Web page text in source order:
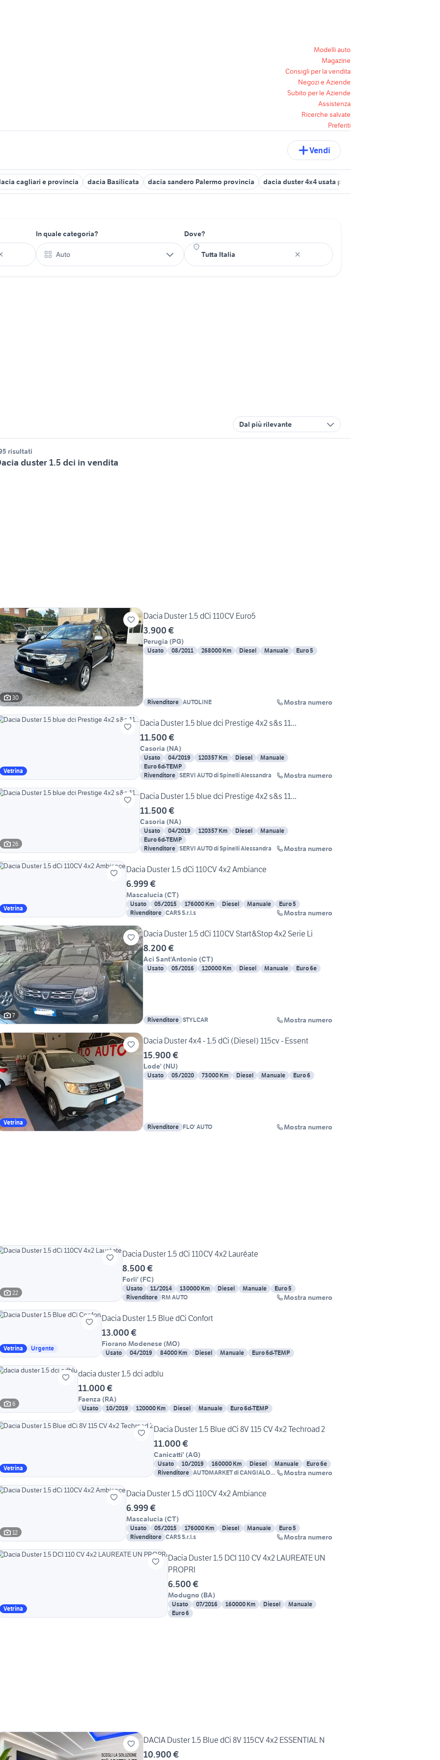
Modelli auto
Magazine
Consigli per la vendita
Negozi e Aziende
Subito per le Aziende
Assistenza
Ricerche salvate
Preferiti
Vendi
cagliari e provincia dacia Basilicata dacia sandero Palermo provincia dacia duster 4x4 usata piemonte
In quale categoria?
Auto
Dove?
Dal più rilevante
risultati
duster 1.5 dci in vendita
30
Dacia Duster 1.5 dCi 110CV Euro5
3.900 €
Perugia (PG)
Usato 08/2011 268000 Km Diesel Manuale Euro 5
Rivenditore AUTOLINE Mostra numero
Vetrina
Dacia Duster 1.5 blue dci Prestige 4x2 s&s 11...
11.500 €
Casoria (NA)
Usato 04/2019 120357 Km Diesel
Manuale
Euro 6d-TEMP
Rivenditore SERVI AUTO di Spinelli Alessandra Mostra numero
26
Dacia Duster 1.5 blue dci Prestige 4x2 s&s 11...
11.500 €
Casoria (NA)
Usato 04/2019 120357 Km Diesel
Manuale
Euro 6d-TEMP
Rivenditore SERVI AUTO di Spinelli Alessandra Mostra numero
Vetrina
Dacia Duster 1.5 dCi 110CV 4x2 Ambiance
6.999 €
Mascalucia (CT)
Usato 05/2015 176000 Km Diesel Manuale
Euro 5
Rivenditore CARS S.r.l.s Mostra numero
7
Dacia Duster 1.5 dCi 110CV Start&Stop 4x2 Serie Li
8.200 €
Aci Sant'Antonio (CT)
Usato 05/2016 120000 Km Diesel Manuale Euro 6e
Rivenditore STYLCAR Mostra numero
Vetrina
Dacia Duster 4x4 - 1.5 dCi (Diesel) 115cv - Essent
15.900 €
Lode' (NU)
Usato 05/2020 73000 Km Diesel Manuale Euro 6
Rivenditore FLO' AUTO Mostra numero
22
Dacia Duster 1.5 dCi 110CV 4x2 Lauréate
8.500 €
Forli' (FC)
Usato 11/2014 130000 Km Diesel Manuale
Euro 5
Rivenditore RM AUTO Mostra numero
Vetrina Urgente
Dacia Duster 1.5 Blue dCi Confort
13.000 €
Fiorano Modenese (MO)
Usato 04/2019 84000 Km Diesel Manuale Euro 6d-TEMP
6
dacia duster 1.5 dci adblu
11.000 €
Faenza (RA)
Usato 10/2019 120000 Km Diesel Manuale Euro 6d-TEMP
Vetrina
Dacia Duster 1.5 Blue dCi 8V 115 CV 4x2 Techroad 2
11.000 €
Canicatti' (AG)
Usato 10/2019 160000 Km Diesel Manuale
Euro 6e
Rivenditore AUTOMARKET di CANGIALOSI
Mostra numero
12
Dacia Duster 1.5 dCi 110CV 4x2 Ambiance
6.999 €
Mascalucia (CT)
Usato 05/2015 176000 Km Diesel Manuale
Euro 5
Rivenditore CARS S.r.l.s Mostra numero
Vetrina
Dacia Duster 1.5 DCI 110 CV 4x2 LAUREATE UN
PROPRI
6.500 €
Modugno (BA)
Usato 07/2016 160000 Km Diesel
Manuale
Euro 6
DACIA Duster 1.5 Blue dCi 8V 115CV 4x2 ESSENTIAL N
10.900 €